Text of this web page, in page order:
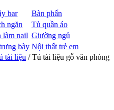
bar
Bàn phấn
ngăn
Tủ quần áo
làm nail Giường ngủ
bày Nội thất trẻ em
tài liệu / Tủ tài liệu gỗ văn phòng